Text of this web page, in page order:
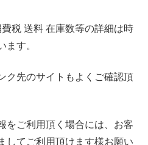
税 送料 在庫数等の詳細は時
ます。
ク先のサイトもよくご確認頂
をご利用頂く場合には、お客
してご利用頂けます様お願い